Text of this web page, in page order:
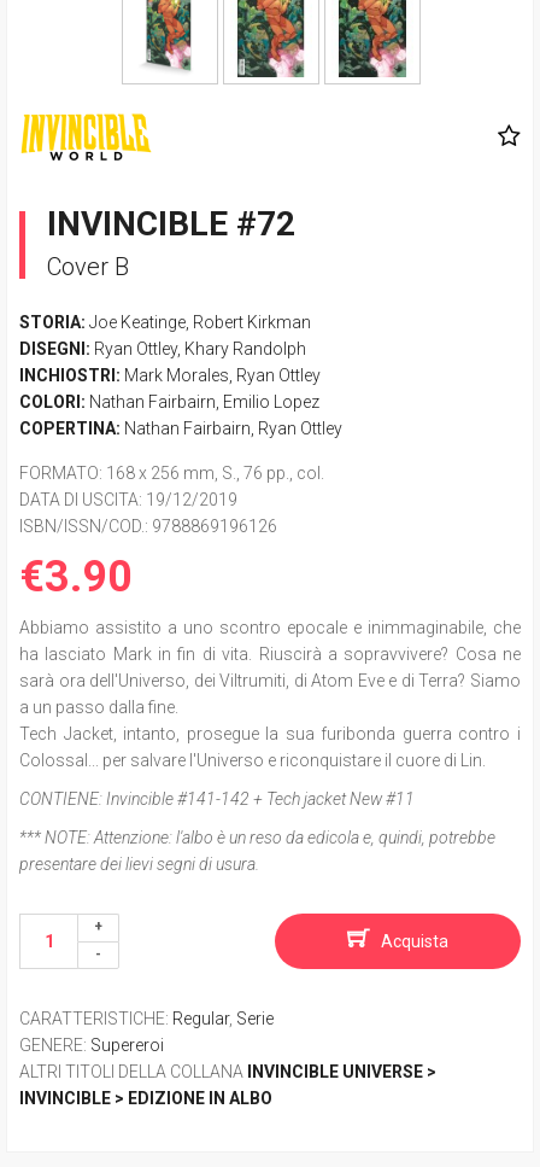
INVINCIBLE #72
Cover B
STORIA: Joe Keatinge Robert Kirkman
DISEGNI: Ryan Ottley, Khary Randolph
INCHIOSTRI: Mark Morales Ryan Ottley
COLORI: Nathan Fairbairn Emilio Lopez
COPERTINA: Nathan Fairbairn Ryan Ottley
FORMATO: 168 x 256 mm, S., 76 pp., col.
DATA DI USCITA: 19/12/2019
ISBN/ISSN/COD.: 9788869196126
€3.90
Abbiamo assistito a uno scontro epocale e inimmaginabile, che
ha lasciato Mark in fin di vita. Riuscirà a sopravvivere? Cosa ne
sarà ora dell'Universo, dei Viltrumiti, di Atom Eve e di Terra? Siamo
a un passo dalla fine.
Tech Jacket, intanto, prosegue la sua furibonda guerra contro i
Colossal... per salvare l'Universo e riconquistare il cuore di Lin.
CONTIENE: Invincible #141-142 + Tech jacket New #11
*** NOTE:Attenzione: l'albo è un reso da edicola e, quindi, potrebbe
presentare dei lievi segni di usura.
Acquista
CARATTERISTICHE: Regular, Serie
GENERE: Supereroi
ALTRI TITOLI DELLA COLLANA
INVINCIBLE UNIVERSE >
INVINCIBLE > EDIZIONE IN ALBO